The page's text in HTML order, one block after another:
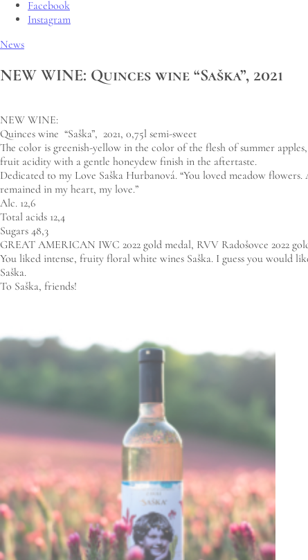
Facebook
Instagram
News
NEW WINE: Quinces wine “Saška”, 2021
NEW WINE:
Quinces wine “Saška”, 2021, 0,75l semi-sweet
The color is greenish-yellow in the color of the flesh of summer
fruit acidity with a gentle honeydew finish in the aftertaste.
Dedicated to my Love Saška Hurbanová. “You loved meadow
remained in my heart, my love.”
Alc. 12,6
Total acids 12,4
Sugars 48,3
GREAT AMERICAN IWC 2022 gold medal, RVV Radošovce 2022 gold
You liked intense, fruity floral white wines Saška. I guess you would
Saška.
To Saška, friends!